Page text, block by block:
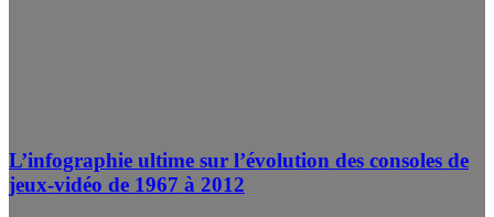
L’infographie ultime sur l’évolution des consoles de
jeux-vidéo de 1967 à 2012